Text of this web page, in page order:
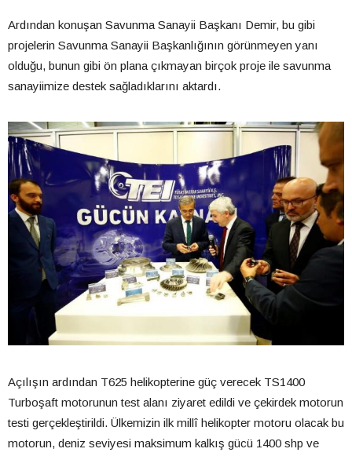
Ardından konuşan Savunma Sanayii Başkanı Demir, bu gibi
projelerin Savunma Sanayii Başkanlığının görünmeyen yanı
olduğu, bunun gibi ön plana çıkmayan birçok proje ile savunma
sanayiimize destek sağladıklarını aktardı.
Açılışın ardından T625 helikopterine güç verecek TS1400
Turboşaft motorunun test alanı ziyaret edildi ve çekirdek motorun
testi gerçekleştirildi. Ülkemizin ilk millî helikopter motoru olacak bu
motorun, deniz seviyesi maksimum kalkış gücü 1400 shp ve